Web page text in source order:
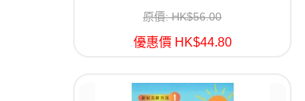
原價: HK$56.00
優惠價 HK$44.80